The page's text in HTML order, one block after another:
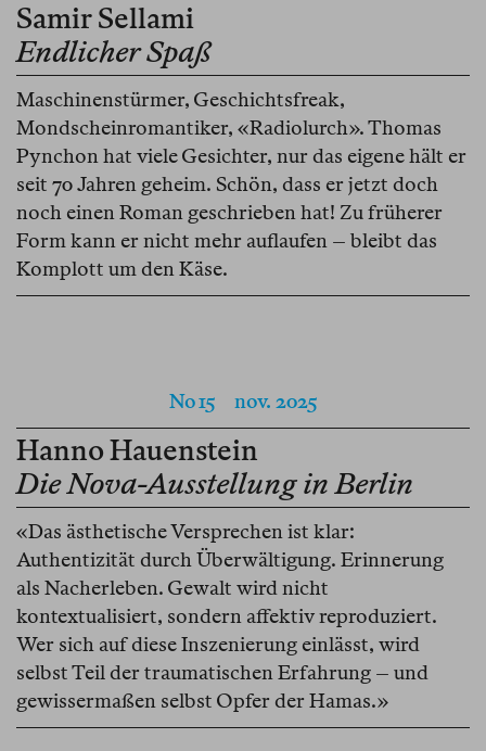
Samir Sellami
Endlicher Spaß
Maschinenstürmer, Geschichtsfreak,
Mondscheinromantiker, «Radiolurch». Thomas
Pynchon hat viele Gesichter, nur das eigene hält er
seit 70 Jahren geheim. Schön, dass er jetzt doch
noch einen Roman geschrieben hat! Zu früherer
Form kann er nicht mehr auflaufen – bleibt das
Komplott um den Käse.
No 15 nov. 2025
Hanno Hauenstein
Die Nova-Ausstellung in Berlin
«Das ästhetische Versprechen ist klar:
Authentizität durch Überwältigung. Erinnerung
als Nacherleben. Gewalt wird nicht
kontextualisiert, sondern affektiv reproduziert.
Wer sich auf diese Inszenierung einlässt, wird
selbst Teil der traumatischen Erfahrung – und
gewissermaßen selbst Opfer der Hamas.»